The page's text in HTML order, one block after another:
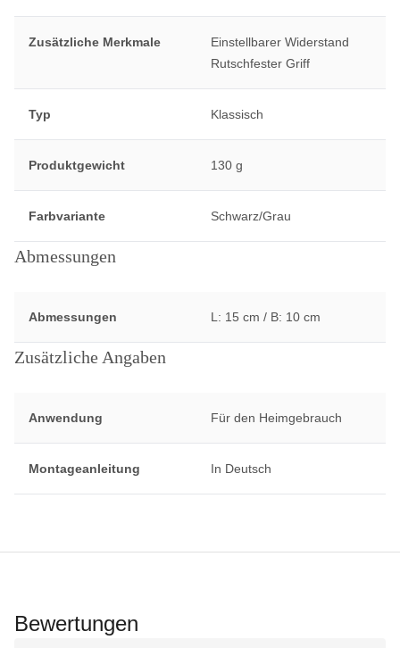
Zusätzliche Merkmale
Einstellbarer Widerstand
Rutschfester Griff
Typ Klassisch
Produktgewicht 130 g
Farbvariante Schwarz/Grau
Abmessungen
Abmessungen L: 15 cm / B: 10 cm
Zusätzliche Angaben
Anwendung Für den Heimgebrauch
Montageanleitung In Deutsch
Bewertungen